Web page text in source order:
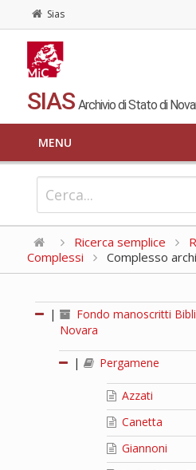
Sias
SIAS Archivio di Stato di
MENU
Ricerca semplice
Complessi
Complesso
|
Fondo manoscritti
Novara
| Pergamene
Azzati
Canetta
Giannoni